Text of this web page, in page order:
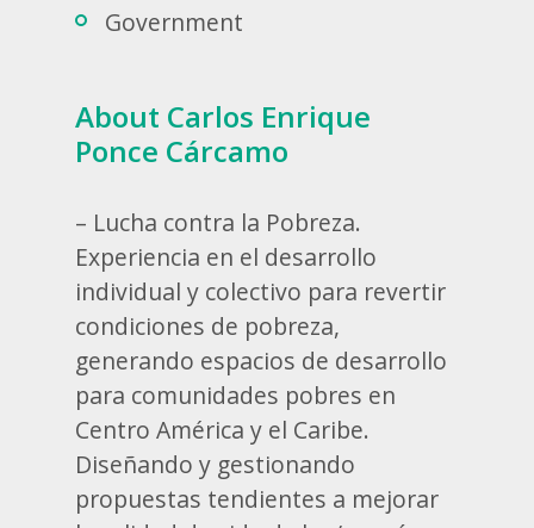
Government
About Carlos Enrique
Ponce Cárcamo
– Lucha contra la Pobreza.
Experiencia en el desarrollo
individual y colectivo para revertir
condiciones de pobreza,
generando espacios de desarrollo
para comunidades pobres en
Centro América y el Caribe.
Diseñando y gestionando
propuestas tendientes a mejorar